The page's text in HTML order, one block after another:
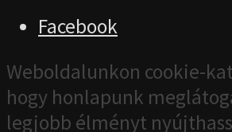
Facebook
Weboldalunkon cookie-
hogy honlapunk
legjobb élményt